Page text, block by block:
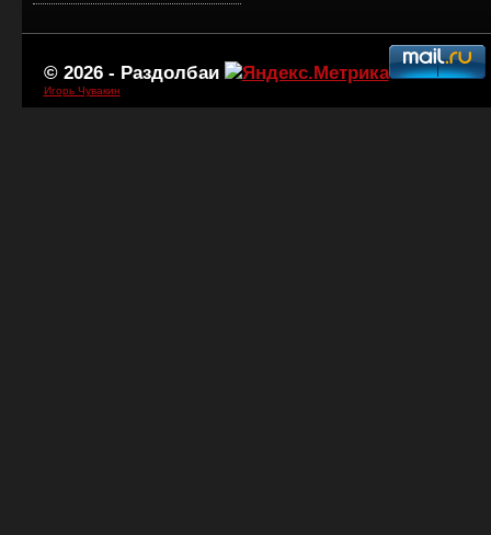
© 2026 - Раздолбаи
Игорь Чувакин